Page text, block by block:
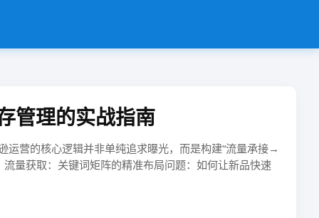
管理的实战指南
营的核心逻辑并非单纯追求曝光，而是构建“​​流量承接→
量获取：关键词矩阵的精准布局​​​​问题​​：如何让新品快速